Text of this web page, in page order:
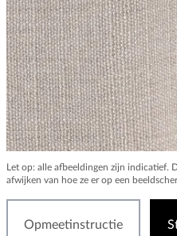
Let op: alle afbeeldingen zijn indicatief.
afwijken van hoe ze er op een
Opmeetinstructie